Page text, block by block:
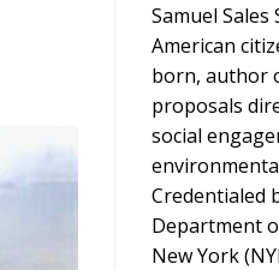
Samuel Sales
American
born, author
proposals
social
Credentialed
Department
New York